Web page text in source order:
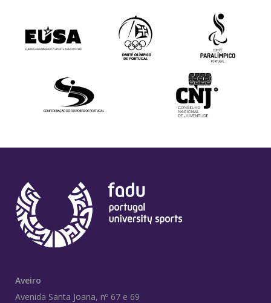
Aveiro
Avenida Santa Joana, nº 67 e 69